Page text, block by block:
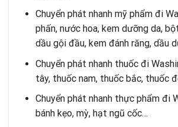
Chuyển phát nhanh mỹ phẩm đi
phấn, nước hoa, kem dưỡng da,
dầu gội đầu, kem đánh răng, dầu
Chuyển phát nhanh thuốc đi
tây, thuốc nam, thuốc bắc, thuốc
Chuyển phát nhanh thực phẩm đi
bánh kẹo, mỳ, hạt ngũ cốc…